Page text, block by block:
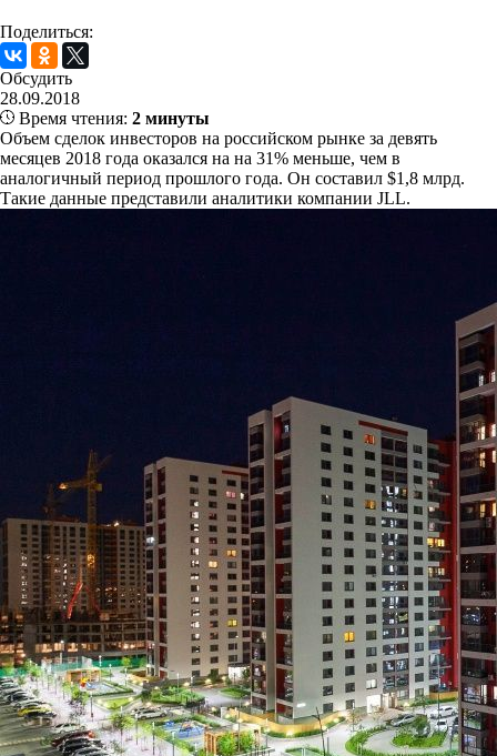
Поделиться:
Обсудить
28.09.2018
Время чтения: 2 минуты
Объем сделок инвесторов на российском рынке за девять
месяцев 2018 года оказался на на 31% меньше, чем в
аналогичный период прошлого года. Он составил $1,8 млрд.
Такие данные представили аналитики компании JLL.